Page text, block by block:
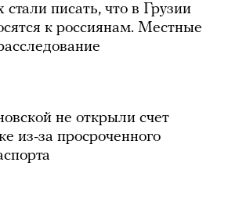
стали писать, что в Грузии
к россиянам. Местные
не открыли счет
из-за просроченного